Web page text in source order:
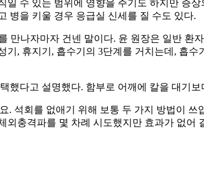
수 있는 범위에 영향을 주기도 하지만 증
병을 키울 경우 응급실 신세를 질 수도 있다.
만나자마자 건넨 말이다. 윤 원장은 일반
, 휴지기, 흡수기의 3단계를 거치는데, 흡
했다고 설명했다. 함부로 어깨에 칼을 대기
. 석회를 없애기 위해 보통 두 가지 방법이
충격파를 몇 차례 시도했지만 효과가 없어